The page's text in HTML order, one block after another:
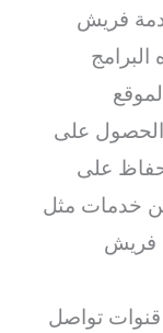
فريش
الحصول على
على
من خدمات مثل
فريش
تواصل